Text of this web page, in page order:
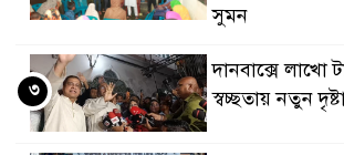
সুমন
দানবাক্সে লাখো
স্বচ্ছতায় নতুন
৩